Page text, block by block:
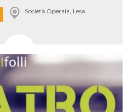
Società Operaia, Lesa